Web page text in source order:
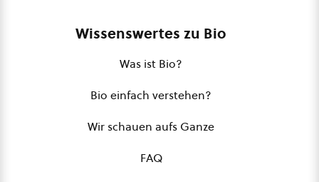
Wissenswertes zu Bio
Was ist Bio?
Bio einfach verstehen?
Wir schauen aufs Ganze
FAQ